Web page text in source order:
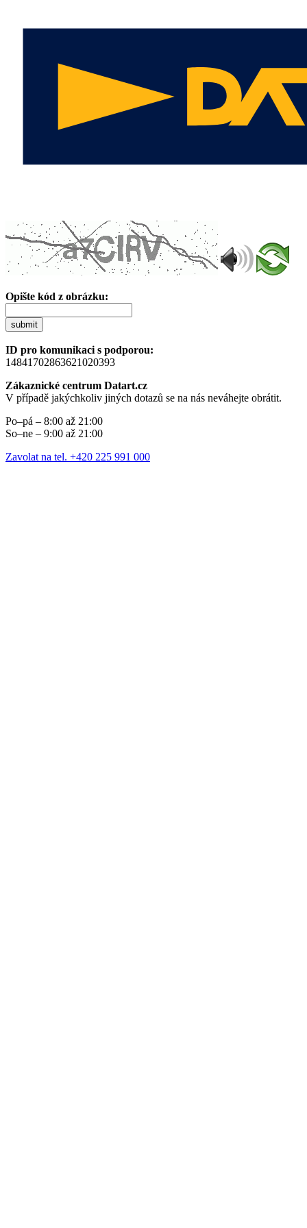
Opište kód z obrázku:
submit
ID pro komunikaci s podporou:
14841702863621020393
Zákaznické centrum Datart.cz
V případě jakýchkoliv jiných dotazů se na nás neváhejte obrátit.
Po–pá – 8:00 až 21:00
So–ne – 9:00 až 21:00
Zavolat na tel. +420 225 991 000